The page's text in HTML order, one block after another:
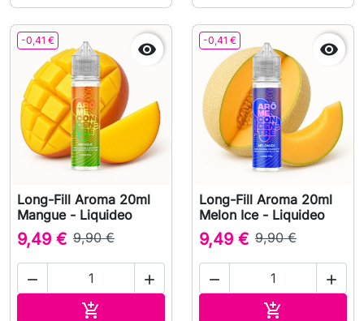
-0,41 € 
Long-Fill Aroma 20ml
Mangue - Liquideo
9,49 € 9,90 €
 

-0,41 € 
Long-Fill Aroma 20ml
Melon Ice - Liquideo
9,49 € 9,90 €
 
